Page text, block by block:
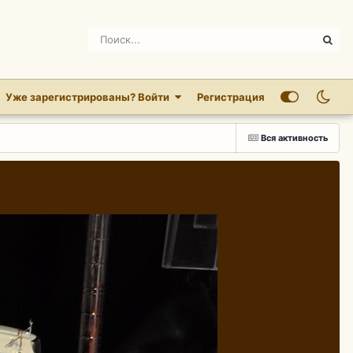
Уже зарегистрированы? Войти Регистрация
Вся активность